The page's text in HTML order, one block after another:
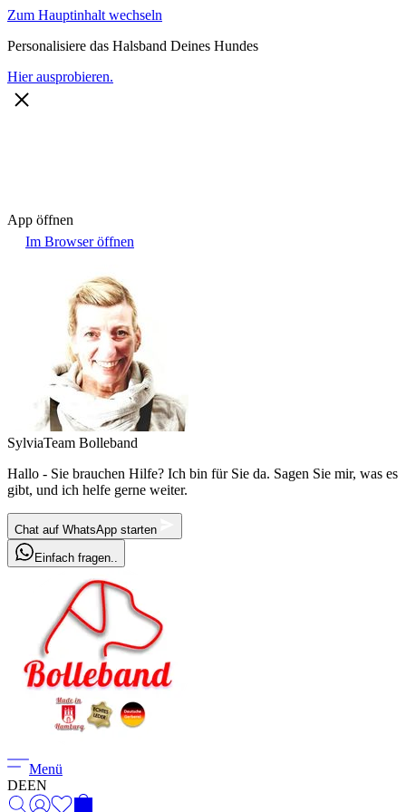
Zum Hauptinhalt wechseln
Personalisiere das Halsband Deines Hundes
Hier ausprobieren.
App öffnen
Im Browser öffnen
SylviaTeam Bolleband
Hallo - Sie brauchen Hilfe? Ich bin für Sie da. Sagen Sie mir, was es
gibt, und ich helfe gerne weiter.
Chat auf WhatsApp starten
Einfach fragen..
Menü
DEEN